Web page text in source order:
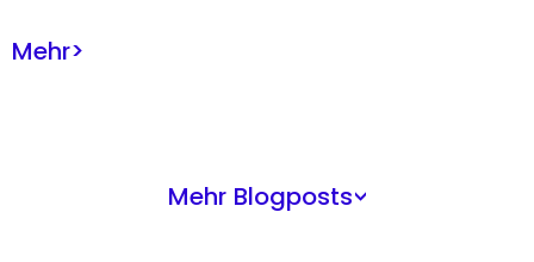
Mehr>
Mehr Blogposts>